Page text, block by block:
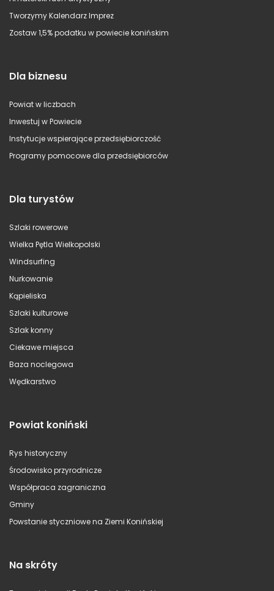
Tworzymy Kalendarz Imprez
Zostaw 1,5% podatku w powiecie konińskim
Dla biznesu
Powiat w liczbach
Inwestuj w Powiecie
Instytucje wspierające przedsiębiorczość
Programy pomocowe dla przedsiębiorców
Dla turystów
Szlaki rowerowe
Wielka Pętla Wielkopolski
Windsurfing
Nurkowanie
Kąpieliska
Szlaki kulturowe
Szlak konny
Ciekawe miejsca
Baza noclegowa
Wędkarstwo
Powiat koniński
Rys historyczny
Środowisko przyrodnicze
Współpraca zagraniczna
Gminy
Powstanie styczniowe na Ziemi Konińskiej
Na skróty